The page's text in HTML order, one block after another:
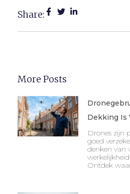
Share:
More Posts
Dekking Is
Drones zijn
goed
denken van
Ontdek